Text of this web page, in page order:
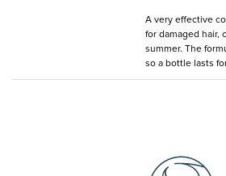
A very effective
for damaged hair,
summer. The
so a bottle lasts